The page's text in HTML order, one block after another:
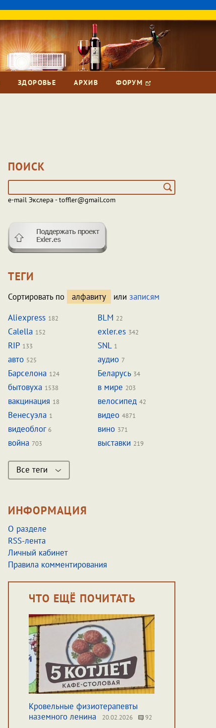
ЗДОРОВЬЕ АРХИВ ФОРУМ
ПОИСК
e-mail Экслера - toffler@gmail.com
ТЕГИ
Сортировать по алфавиту или записям
Aliexpress 182 BLM 22
Calella 152 exler.es 342
RIP 133 SNL 1
авто 525 аудио 7
Барселона 124 Беларусь 34
бытовуха 1538 в мире 203
вакцинация 18 велосипед 42
Венесуэла 1 видео 4871
видеоблог 6 вино 371
война 703 выставки 219
Все теги
ИНФОРМАЦИЯ
О разделе
RSS-лента
Личный кабинет
Правила комментирования
ЧТО ЕЩЁ ПОЧИТАТЬ
Кровельные физиотерапевты
наземного ленина
20.02.2026 92